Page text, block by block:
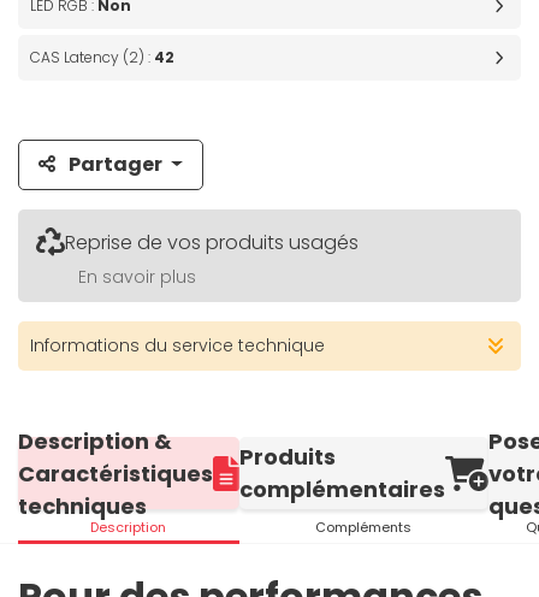
LED RGB : Non
CAS Latency (2) : 42
Partager
Reprise de vos produits usagés
En savoir plus
Informations du service technique
Description &
Caractéristiques
techniques
Description
Produits
complémentaires
Compléments